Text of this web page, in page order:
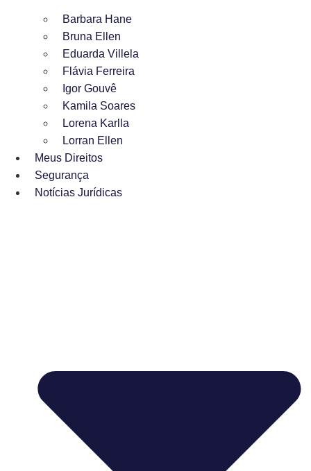
Barbara Hane
Bruna Ellen
Eduarda Villela
Flávia Ferreira
Igor Gouvê
Kamila Soares
Lorena Karlla
Lorran Ellen
Meus Direitos
Segurança
Notícias Jurídicas